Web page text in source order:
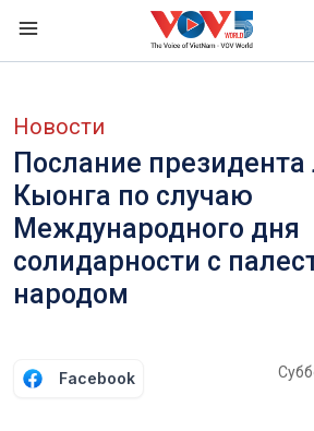
Новости
Послание
Кыонга по случаю
Международного дня
солидарности с
народом
Facebook